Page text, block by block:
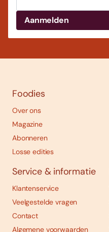
Foodies
Over ons
Magazine
Abonneren
Losse edities
Service & informatie
Klantenservice
Veelgestelde vragen
Contact
Algemene voorwaarden